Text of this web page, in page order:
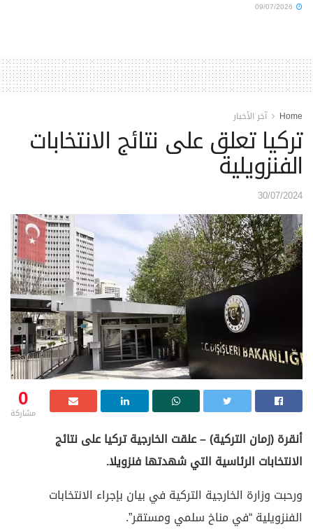
Home آخر الأخبار
تركيا تعلق على نتائج الانتخابات
الفنزويلية
30/07/2024
0
مشاركة
أنقرة (زمان التركية) – علقت الخارجية تركيا على نتائج
الانتخابات الرئاسية التي شهدتها فنزويلا.
ورحبت وزارة الخارجية التركية في بيان بإجراء الانتخابات
الفنزويلية “في مناخ سلمي ومستقر”.